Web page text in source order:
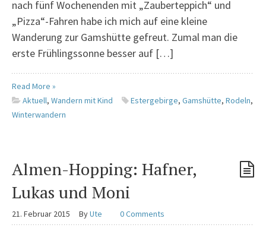
nach fünf Wochenenden mit „Zauberteppich“ und
„Pizza“-Fahren habe ich mich auf eine kleine
Wanderung zur Gamshütte gefreut. Zumal man die
erste Frühlingssonne besser auf […]
Read More »
Aktuell, Wandern mit Kind Estergebirge, Gamshütte, Rodeln,
Winterwandern
Almen-Hopping: Hafner,
Lukas und Moni
21. Februar 2015 ByUte 0 Comments